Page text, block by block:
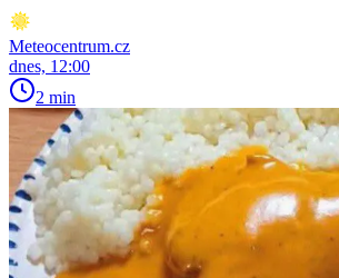
Meteocentrum.cz
dnes, 12:00
2 min